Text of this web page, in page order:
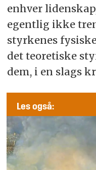
enhver
egentlig ikke
styrkenes
det teoretiske
dem, i en slags
Les også: